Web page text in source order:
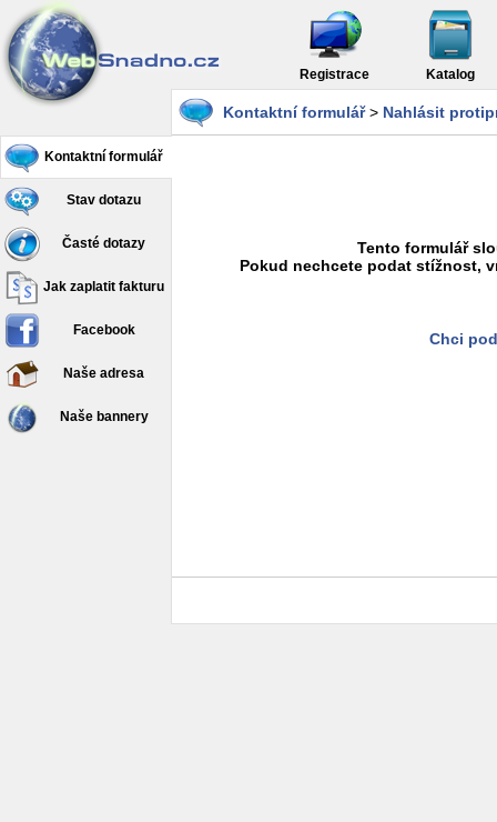
Registrace Katalog
Kontaktní formulář
Stav dotazu
Časté dotazy
Jak zaplatit fakturu
Facebook
Naše adresa
Naše bannery
Kontaktní formulář> Nahlásit
Tento formulář
Pokud nechcete podat stížnost,
Chci